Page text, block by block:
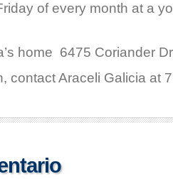
of every month at a
home 6475 Coriander
contact Araceli Galicia at